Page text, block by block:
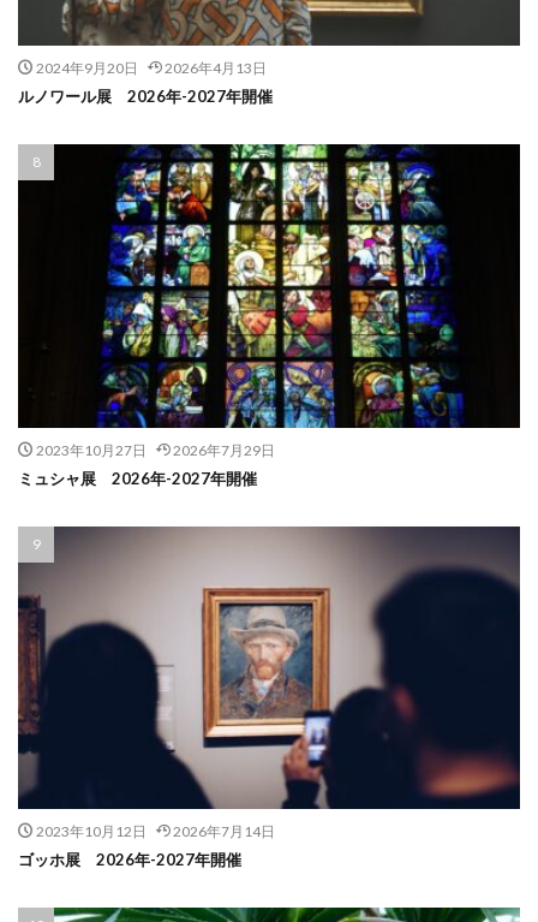
2024年9月20日 2026年4月13日
ルノワール展 2026年-2027年開催
2023年10月27日 2026年7月29日
ミュシャ展 2026年-2027年開催
2023年10月12日 2026年7月14日
ゴッホ展 2026年-2027年開催